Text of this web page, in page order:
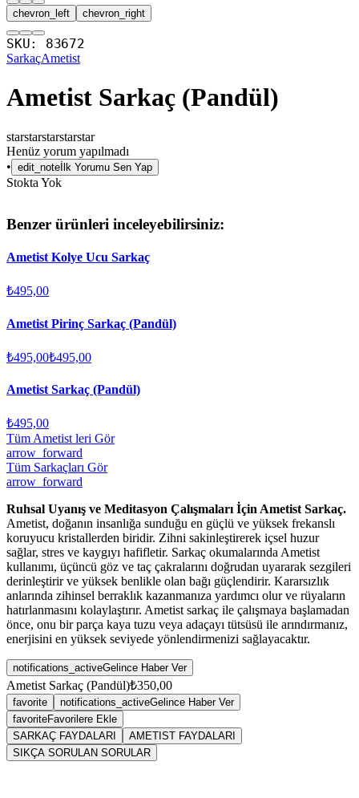
chevron_left chevron_right
SKU: 83672
SarkaçAmetist
Ametist Sarkaç (Pandül)
starstarstarstarstar
Henüz yorum yapılmadı
• edit_note İlk Yorumu Sen Yap
Stokta Yok
Benzer ürünleri inceleyebilirsiniz:
Ametist Kolye Ucu Sarkaç
₺495,00
Ametist Pirinç Sarkaç (Pandül)
₺495,00₺495,00
Ametist Sarkaç (Pandül)
₺495,00
Tüm Ametist leri Gör
arrow_forward
Tüm Sarkaçları Gör
arrow_forward
Ruhsal Uyanış ve Meditasyon Çalışmaları İçin Ametist Sarkaç.
Ametist, doğanın insanlığa sunduğu en güçlü ve yüksek frekanslı
koruyucu kristallerden biridir. Zihni sakinleştirerek içsel huzur
sağlar, stres ve kaygıyı hafifletir. Sarkaç okumalarında Ametist
kullanımı, üçüncü göz ve taç çakralarını doğrudan uyararak sezgileri
derinleştirir ve yüksek benlikle olan bağı güçlendirir. Kararsızlık
anlarında zihinsel berraklık kazanmanıza yardımcı olur ve rüyaların
hatırlanmasını kolaylaştırır. Ametist sarkaç ile çalışmaya başlamadan
önce, onu bir parça kaya tuzu veya adaçayı tütsüsü ile arındırmanız,
enerjisini en yüksek seviyede yönlendirmenizi sağlayacaktır.
notifications_activeGelince Haber Ver
Ametist Sarkaç (Pandül)₺350,00
favorite notifications_activeGelince Haber Ver
favoriteFavorilere Ekle
SARKAÇ FAYDALARI
AMETIST FAYDALARI
SIKÇA SORULAN SORULAR